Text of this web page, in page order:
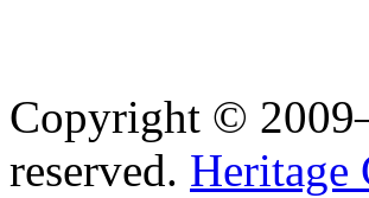
Copyright ©
reserved. Heritage